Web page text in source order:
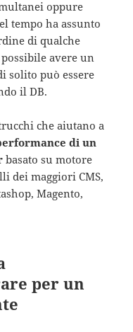
oppure
tempo ha assunto
di qualche
avere un
solito può essere
il DB.
che aiutano a
di un
basato su motore
dei maggiori CMS,
Magento,
per un